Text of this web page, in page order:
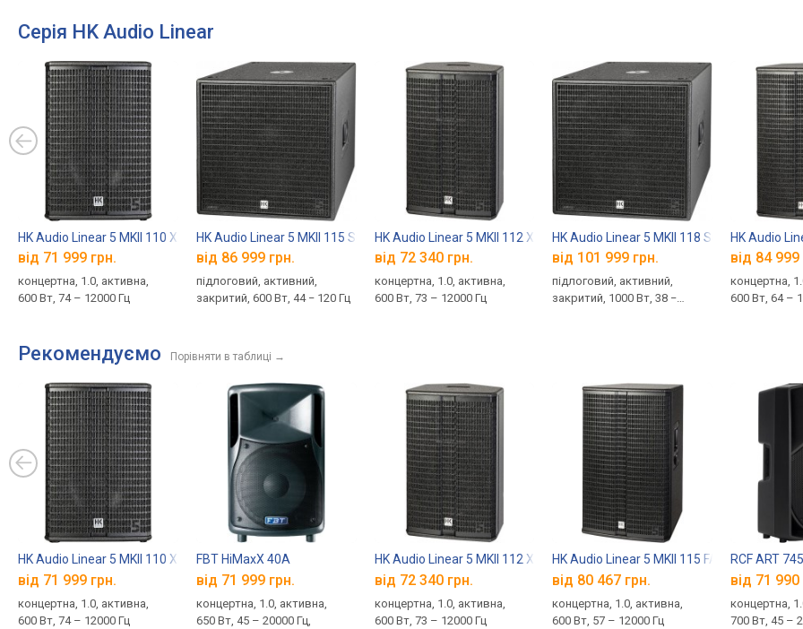
Серія HK Audio Linear
HK Audio Linear 5 MKII 110 XA
від 71 999 грн.
концертна, 1.0, активна,
600 Вт, 74 – 12000 Гц
HK Audio Linear 5 MKII 115 Sub A
від 86 999 грн.
підлоговий, активний,
закритий, 600 Вт, 44 − 120 Гц
HK Audio Linear 5 MKII 112 XA
від 72 340 грн.
концертна, 1.0, активна,
600 Вт, 73 – 12000 Гц
HK Audio Linear 5 MKII 118 Sub A
від 101 999 грн.
підлоговий, активний,
закритий, 1000 Вт, 38 −
HK Audio
від 84 999
концертна,
600 Вт, 64 –
Рекомендуємо Порівняти в таблиці →
HK Audio Linear 5 MKII 110 XA
від 71 999 грн.
концертна, 1.0, активна,
600 Вт, 74 – 12000 Гц
FBT HiMaxX 40A
від 71 999 грн.
концертна, 1.0, активна,
650 Вт, 45 – 20000 Гц,
HK Audio Linear 5 MKII 112 XA
від 72 340 грн.
концертна, 1.0, активна,
600 Вт, 73 – 12000 Гц
HK Audio Linear 5 MKII 115 FA
від 80 467 грн.
концертна, 1.0, активна,
600 Вт, 57 – 12000 Гц
RCF ART
від 71 990
концертна,
700 Вт, 45 –